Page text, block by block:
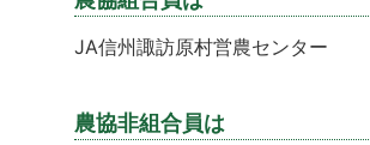
JA信州諏訪原村営農センタ
農協非組合員は